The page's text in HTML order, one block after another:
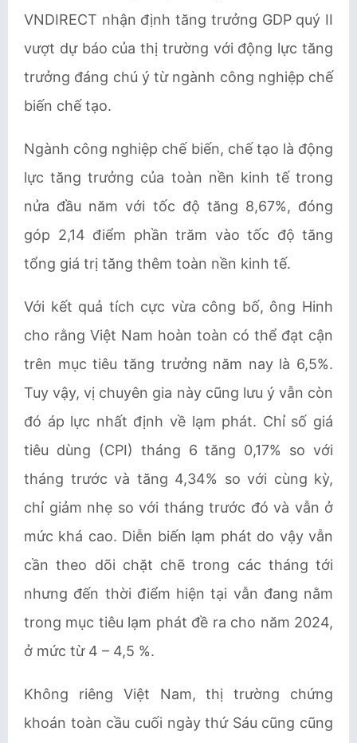
VNDIRECT nhận định tăng trưởng GDP quý II
vượt dự báo của thị trường với động lực tăng
trưởng đáng chú ý từ ngành công nghiệp chế
biến chế tạo.
Ngành công nghiệp chế biến, chế tạo là động
lực tăng trưởng của toàn nền kinh tế trong
nửa đầu năm với tốc độ tăng 8,67%, đóng
góp 2,14 điểm phần trăm vào tốc độ tăng
tổng giá trị tăng thêm toàn nền kinh tế.
Với kết quả tích cực vừa công bố, ông Hinh
cho rằng Việt Nam hoàn toàn có thể đạt cận
trên mục tiêu tăng trưởng năm nay là 6,5%.
Tuy vậy, vị chuyên gia này cũng lưu ý vẫn còn
đó áp lực nhất định về lạm phát. Chỉ số giá
tiêu dùng (CPI) tháng 6 tăng 0,17% so với
tháng trước và tăng 4,34% so với cùng kỳ,
chỉ giảm nhẹ so với tháng trước đó và vẫn ở
mức khá cao. Diễn biến lạm phát do vậy vẫn
cần theo dõi chặt chẽ trong các tháng tới
nhưng đến thời điểm hiện tại vẫn đang nằm
trong mục tiêu lạm phát đề ra cho năm 2024,
ở mức từ 4 – 4,5 %.
Không riêng Việt Nam, thị trường chứng
khoán toàn cầu cuối ngày thứ Sáu cũng cũng